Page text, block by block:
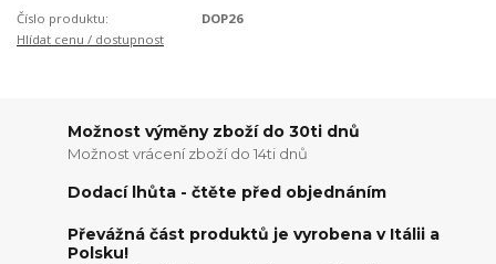
Číslo produktu:
DOP26
Hlídat cenu / dostupnost
Možnost výměny zboží do 30ti dnů
Možnost vrácení zboží do 14ti dnů
Dodací lhůta - čtěte před objednáním
Převážná část produktů je vyrobena v Itálii a
Polsku!